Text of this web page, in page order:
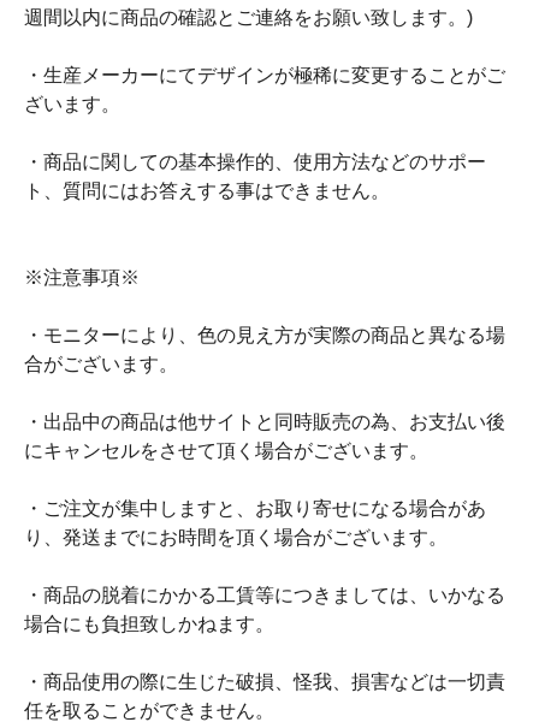
週間以内に商品の確認とご連絡をお願い致します。)
・生産メーカーにてデザインが極稀に変更することがご
ざいます。
・商品に関しての基本操作的、使用方法などのサポー
ト、質問にはお答えする事はできません。
※注意事項※
・モニターにより、色の見え方が実際の商品と異なる場
合がございます。
・出品中の商品は他サイトと同時販売の為、お支払い後
にキャンセルをさせて頂く場合がございます。
・ご注文が集中しますと、お取り寄せになる場合があ
り、発送までにお時間を頂く場合がございます。
・商品の脱着にかかる工賃等につきましては、いかなる
場合にも負担致しかねます。
・商品使用の際に生じた破損、怪我、損害などは一切責
任を取ることができません。